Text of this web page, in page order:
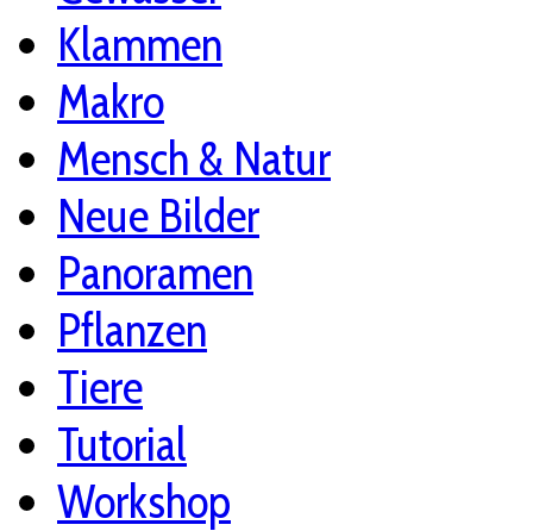
Klammen
Makro
Mensch & Natur
Neue Bilder
Panoramen
Pflanzen
Tiere
Tutorial
Workshop